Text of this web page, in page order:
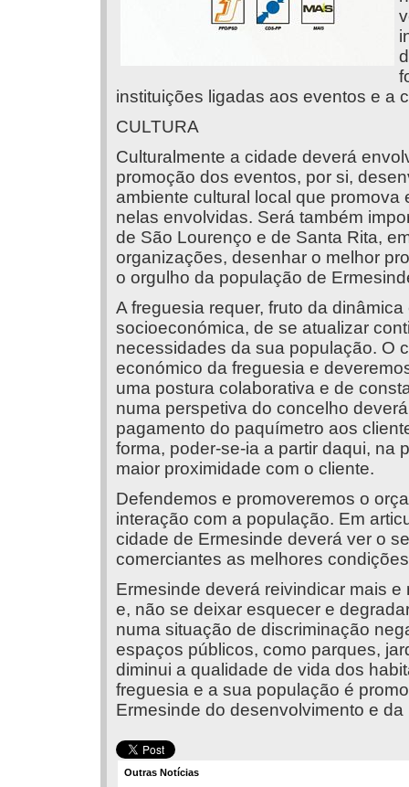
instituições ligadas aos eventos e a
CULTURA
Culturalmente a cidade deverá
promoção dos eventos, por si,
ambiente cultural local que
nelas envolvidas. Será também
de São Lourenço e de Santa Rita,
organizações, desenhar o melhor
o orgulho da população de
A freguesia requer, fruto da
socioeconómica, de se atualizar
necessidades da sua população. O
económico da freguesia e
uma postura colaborativa e de
numa perspetiva do concelho
pagamento do paquímetro aos
forma, poder-se-ia a partir daqui, na
maior proximidade com o cliente.
Defendemos e promoveremos o
interação com a população. Em
cidade de Ermesinde deverá ver o
comerciantes as melhores
Ermesinde deverá reivindicar mais
e, não se deixar esquecer e
numa situação de discriminação
espaços públicos, como parques,
diminui a qualidade de vida dos
freguesia e a sua população é
Ermesinde do desenvolvimento e
Outras Notícias